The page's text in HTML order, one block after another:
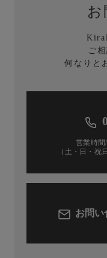
お
ご
何なりと
営業時間
（土・日・祝
お問い